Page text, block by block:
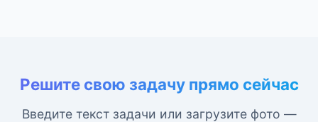
Решите свою задачу прямо сейчас
Введите текст задачи или загрузите фото —